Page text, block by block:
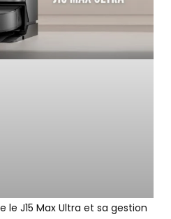
le J15 Max Ultra et sa gestion